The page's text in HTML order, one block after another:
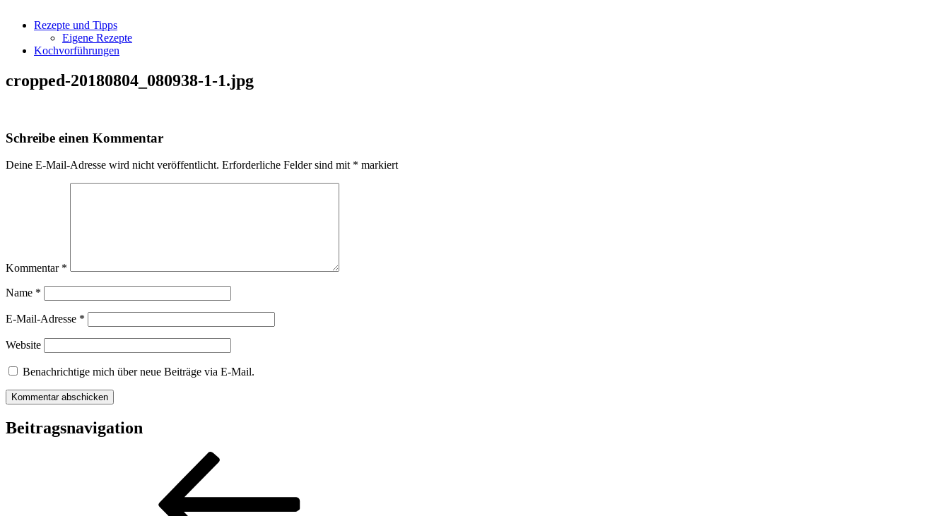
Rezepte und Tipps
Eigene Rezepte
Kochvorführungen
cropped-20180804_080938-1-1.jpg
Schreibe einen Kommentar
Deine E-Mail-Adresse wird nicht veröffentlicht. Erforderliche Felder sind mit * markiert
Kommentar *
Name *
E-Mail-Adresse *
Website
Benachrichtige mich über neue Beiträge via E-Mail.
Beitragsnavigation